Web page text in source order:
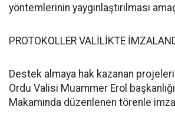
yöntemlerinin yaygınlaştırılması
PROTOKOLLER VALİLİKTE
Destek almaya hak kazanan
Ordu Valisi Muammer Erol
Makamında düzenlenen törenle